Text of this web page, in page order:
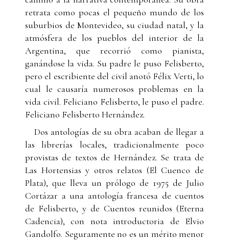
retrata como pocas el pequeño mundo de los
suburbios de Montevideo, su ciudad natal, y la
atmósfera de los pueblos del interior de la
Argentina, que recorrió como pianista,
ganándose la vida. Su padre le puso Felisberto,
pero el escribiente del civil anotó Félix Verti, lo
cual le causaría numerosos problemas en la
vida civil. Feliciano Felisberto, le puso el padre.
Feliciano Felisberto Hernández.
Dos antologías de su obra acaban de llegar a
las librerías locales, tradicionalmente poco
provistas de textos de Hernández. Se trata de
Las Hortensias y otros relatos (El Cuenco de
Plata), que lleva un prólogo de 1975 de Julio
Cortázar a una antología francesa de cuentos
de Felisberto, y de Cuentos reunidos (Eterna
Cadencia), con nota introductoria de Elvio
Gandolfo. Seguramente no es un mérito menor